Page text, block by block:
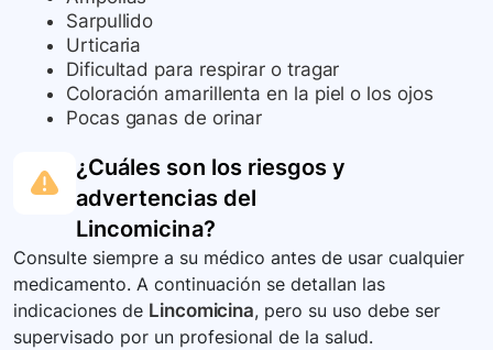
Sarpullido
Urticaria
Dificultad para respirar o tragar
Coloración amarillenta en la piel o los ojos
Pocas ganas de orinar
¿Cuáles son los riesgos y
advertencias del
Lincomicina?
Consulte siempre a su médico antes de usar cualquier
medicamento. A continuación se detallan las
indicaciones de Lincomicina, pero su uso debe ser
supervisado por un profesional de la salud.